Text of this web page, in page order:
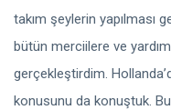
takım şeylerin yapılması
bütün merciilere ve
gerçekleştirdim.
konusunu da konuştuk.